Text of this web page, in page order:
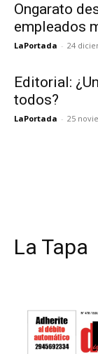
Ongarato
empleados
LaPortada - 24
Editorial:
todos?
LaPortada - 25
La Tapa